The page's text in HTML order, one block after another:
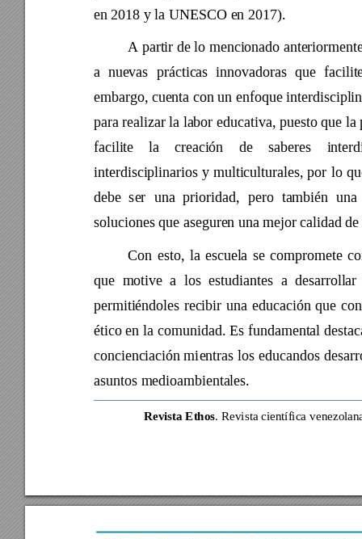
Revista Ethos. Revista científica
en 2018 y la UNESCO en 2017).
A partir de lo mencionado
a nuevas prácticas innovadoras que f
embargo, cuenta con un enfoque
para realizar la labor educativa, puesto que la
facilite
la creación de saberes
interdisciplinarios y multiculturales, por lo
debe ser una prioridad, pero también una
soluciones que aseguren una mejor calidad
Con esto, la escuela se compromete
que motive a los estudiantes a desarrollar
permitiéndoles recibir una educación que
ético en la comunidad. Es fundamental
concienciación mientras los educandos
asuntos medioambientales.